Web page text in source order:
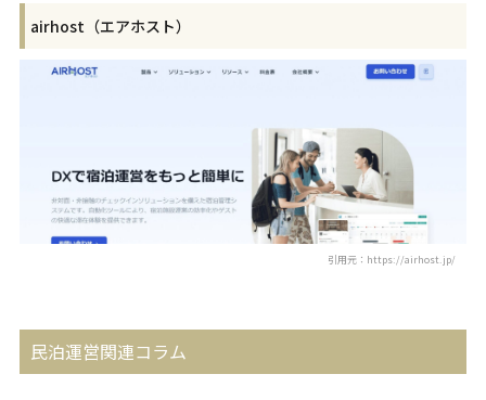
airhost（エアホスト）
引用元：https://airhost.jp/
民泊運営関連コラム